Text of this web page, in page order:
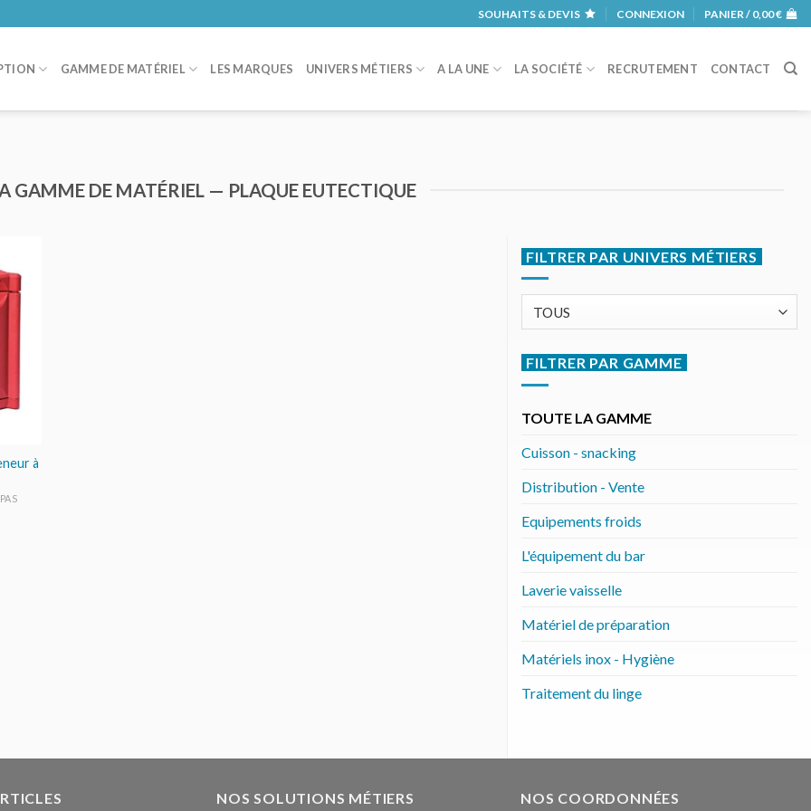
SOUHAITS & DEVIS CONNEXION PANIER / 0,00€
GAMME DE MATÉRIEL LES MARQUES UNIVERS MÉTIERS A LA UNE LA SOCIÉTÉ RECRUTEMENT CONTACT
GAMME DE MATÉRIEL — PLAQUE EUTECTIQUE
à
FILTRER PAR UNIVERS MÉTIERS
FILTRER PAR GAMME
TOUTE LA GAMME
Cuisson - snacking
Distribution - Vente
Equipements froids
L'équipement du bar
Laverie vaisselle
Matériel de préparation
Matériels inox - Hygiène
Traitement du linge
NOS SOLUTIONS MÉTIERS NOS COORDONNÉES